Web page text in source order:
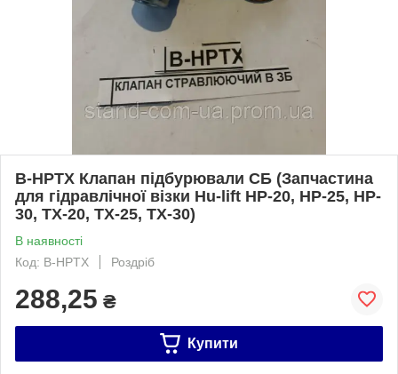
B-HPTX Клапан підбурювали СБ (Запчастина
для гідравлічної візки Hu-lift HP-20, HP-25, HP-
30, TX-20, TX-25, TX-30)
В наявності
Код: B-HPTX
Роздріб
288,25 ₴
Купити